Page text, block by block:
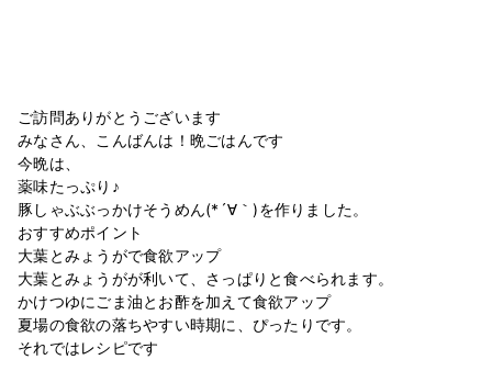
ご訪問ありがとうございます
みなさん、こんばんは！晩ごはんです
今晩は、
薬味たっぷり♪
豚しゃぶぶっかけそうめん(*´∀｀)を作りました。
おすすめポイント
大葉とみょうがで食欲アップ
大葉とみょうがが利いて、さっぱりと食べられます。
かけつゆにごま油とお酢を加えて食欲アップ
夏場の食欲の落ちやすい時期に、ぴったりです。
それではレシピです